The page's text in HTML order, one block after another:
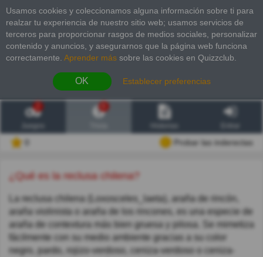
Usamos cookies y coleccionamos alguna información sobre ti para
realzar tu experiencia de nuestro sitio web; usamos servicios de
terceros para proporcionar rasgos de medios sociales, personalizar
contenido y anuncios, y asegurarnos que la página web funciona
correctamente. Aprender más sobre las cookies en Quizzclub.
OK Establecer preferencias
2
Probar las inderectas
¿Qué es la reclusa chilena?
La reclusa chilena (Loxosceles_laeta), araña de rincón,
araña violinista o araña de los rincones, es una especie de
araña de contextura más bien gruesa y pilosa. Se mimetiza
fácilmente con su medio ambiente gracias a su color
negro, pardo, rojizo-verdoso, ceniza-verdoso o ceniza-